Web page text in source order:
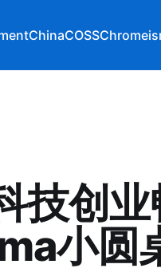
ChinaCOSS
技创
小圆